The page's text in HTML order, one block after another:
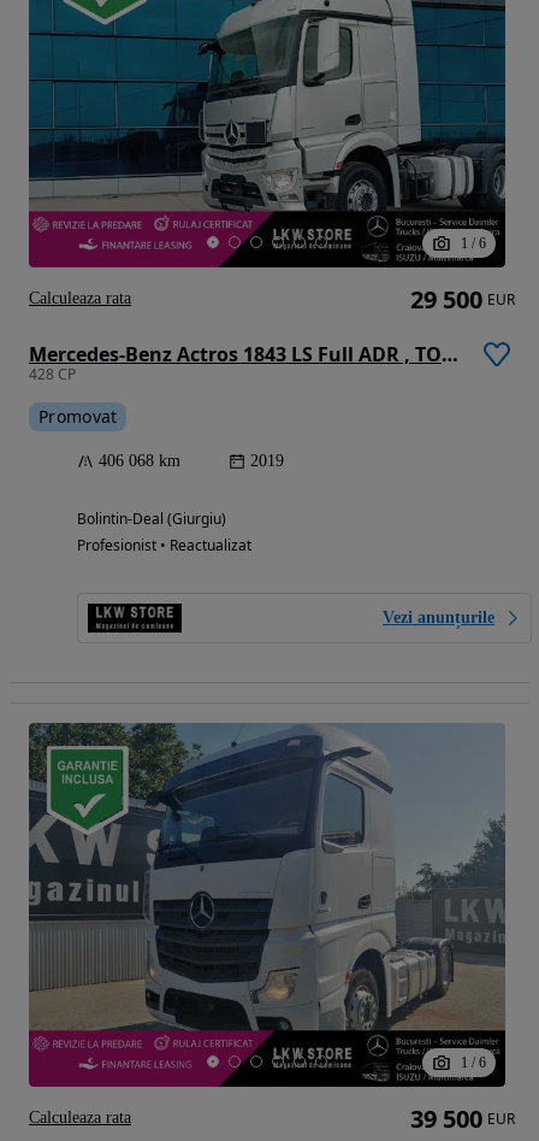
1 / 6
Mercedes-Benz Actros 1843 LS Full ADR , TOP !!!
428 CP
Promovat
406 068 km 2019
Bolintin-Deal (Giurgiu)
Profesionist • Reactualizat
Vezi anunțurile
29 500 EUR
Calculeaza rata
1 / 6
39 500 EUR
Calculeaza rata